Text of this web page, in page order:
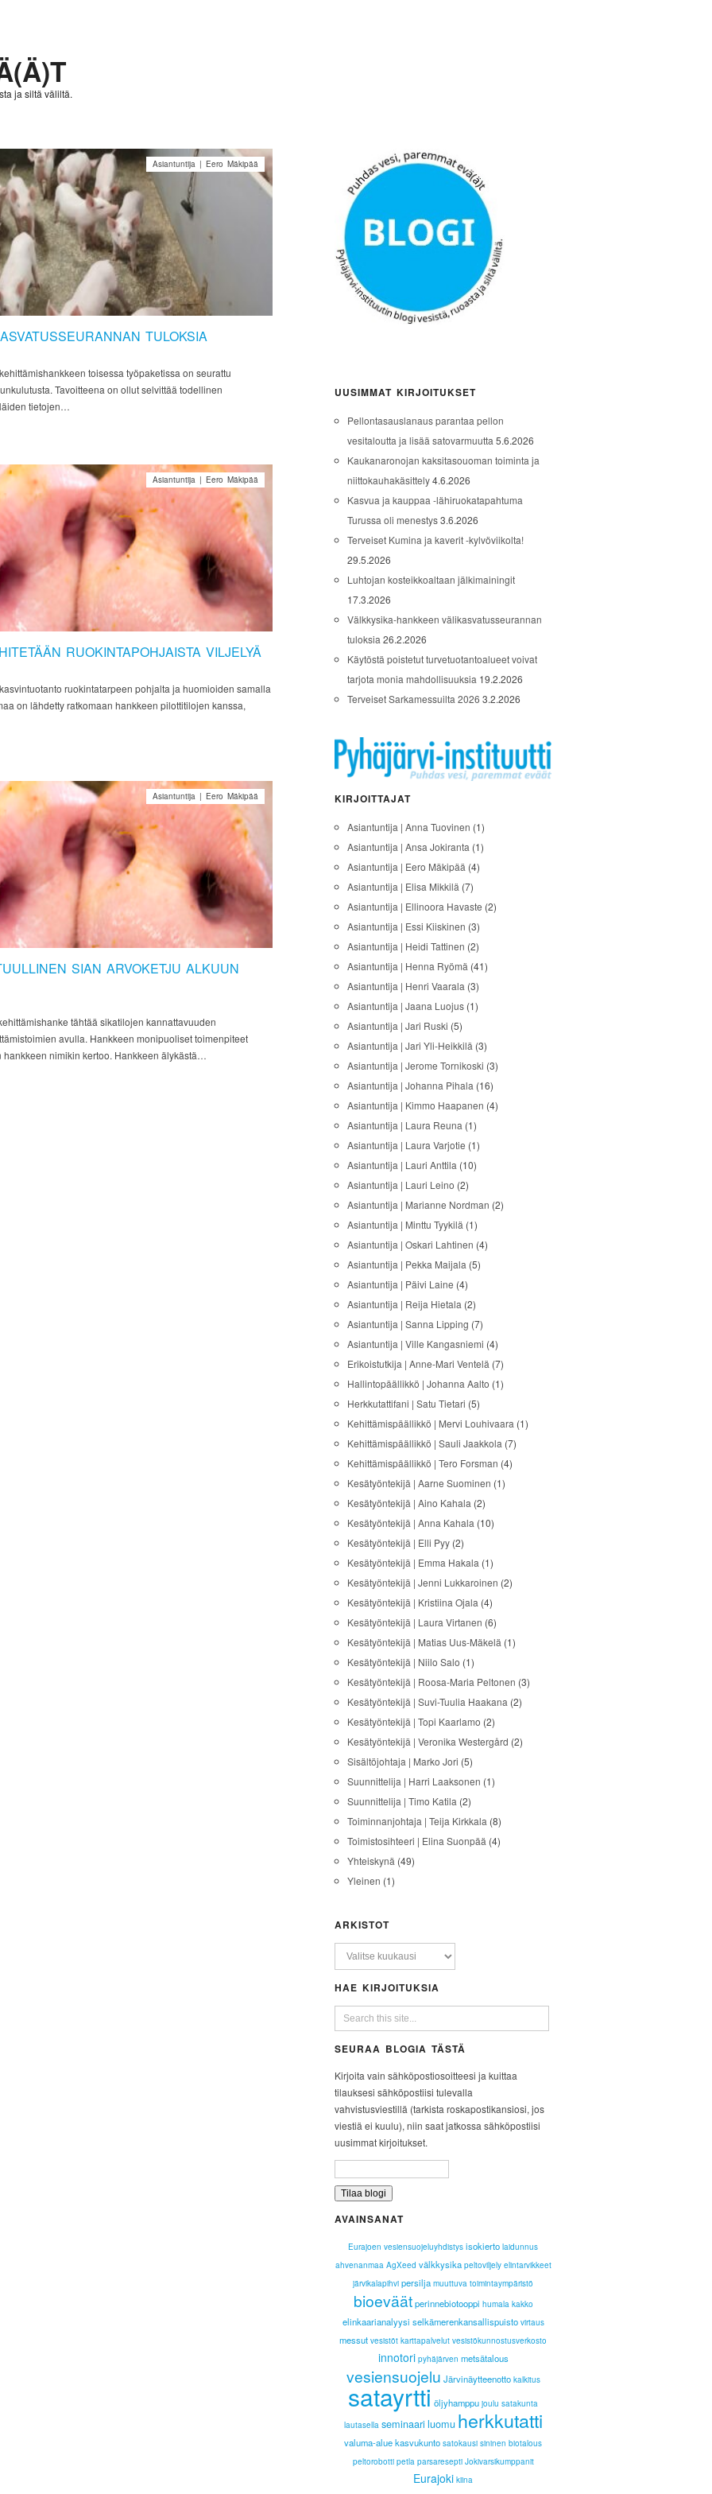
ja siltä väliltä.
TULOKSIA
Asiantuntija | Eero Mäkipää
toisessa työpaketissa on seurattu
Tavoitteena on ollut selvittää todellinen
tietojen…
RUOKINTAPOHJAISTA VILJELYÄ
Asiantuntija | Eero Mäkipää
ruokintatarpeen pohjalta ja huomioiden samalla
on lähdetty ratkomaan hankkeen pilottitilojen kanssa,
SIAN ARVOKETJU ALKUUN
Asiantuntija | Eero Mäkipää
tähtää sikatilojen kannattavuuden
avulla. Hankkeen monipuoliset toimenpiteet
nimikin kertoo. Hankkeen älykästä…
UUSIMMAT KIRJOITUKSET
Pellontasauslanaus parantaa pellon
vesitaloutta ja lisää satovarmuutta 5.6.2026
Kaukanaronojan kaksitasouoman toiminta ja
niittokauhakäsittely 4.6.2026
Kasvua ja kauppaa -lähiruokatapahtuma
Turussa oli menestys 3.6.2026
Terveiset Kumina ja kaverit -kylvöviikolta!
29.5.2026
Luhtojan kosteikkoaltaan jälkimainingit
17.3.2026
Välkkysika-hankkeen välikasvatusseurannan
tuloksia 26.2.2026
Käytöstä poistetut turvetuotantoalueet voivat
tarjota monia mahdollisuuksia 19.2.2026
Terveiset Sarkamessuilta 2026 3.2.2026
KIRJOITTAJAT
Asiantuntija | Anna Tuovinen (1)
Asiantuntija | Ansa Jokiranta (1)
Asiantuntija | Eero Mäkipää (4)
Asiantuntija | Elisa Mikkilä (7)
Asiantuntija | Ellinoora Havaste (2)
Asiantuntija | Essi Kiiskinen (3)
Asiantuntija | Heidi Tattinen (2)
Asiantuntija | Henna Ryömä (41)
Asiantuntija | Henri Vaarala (3)
Asiantuntija | Jaana Luojus (1)
Asiantuntija | Jari Ruski (5)
Asiantuntija | Jari Yli-Heikkilä (3)
Asiantuntija | Jerome Tornikoski (3)
Asiantuntija | Johanna Pihala (16)
Asiantuntija | Kimmo Haapanen (4)
Asiantuntija | Laura Reuna (1)
Asiantuntija | Laura Varjotie (1)
Asiantuntija | Lauri Anttila (10)
Asiantuntija | Lauri Leino (2)
Asiantuntija | Marianne Nordman (2)
Asiantuntija | Minttu Tyykilä (1)
Asiantuntija | Oskari Lahtinen (4)
Asiantuntija | Pekka Maijala (5)
Asiantuntija | Päivi Laine (4)
Asiantuntija | Reija Hietala (2)
Asiantuntija | Sanna Lipping (7)
Asiantuntija | Ville Kangasniemi (4)
Erikoistutkija | Anne-Mari Ventelä (7)
Hallintopäällikkö | Johanna Aalto (1)
Herkkutattifani | Satu Tietari (5)
Kehittämispäällikkö | Mervi Louhivaara (1)
Kehittämispäällikkö | Sauli Jaakkola (7)
Kehittämispäällikkö | Tero Forsman (4)
Kesätyöntekijä | Aarne Suominen (1)
Kesätyöntekijä | Aino Kahala (2)
Kesätyöntekijä | Anna Kahala (10)
Kesätyöntekijä | Elli Pyy (2)
Kesätyöntekijä | Emma Hakala (1)
Kesätyöntekijä | Jenni Lukkaroinen (2)
Kesätyöntekijä | Kristiina Ojala (4)
Kesätyöntekijä | Laura Virtanen (6)
Kesätyöntekijä | Matias Uus-Mäkelä (1)
Kesätyöntekijä | Niilo Salo (1)
Kesätyöntekijä | Roosa-Maria Peltonen (3)
Kesätyöntekijä | Suvi-Tuulia Haakana (2)
Kesätyöntekijä | Topi Kaarlamo (2)
Kesätyöntekijä | Veronika Westergård (2)
Sisältöjohtaja | Marko Jori (5)
Suunnittelija | Harri Laaksonen (1)
Suunnittelija | Timo Katila (2)
Toiminnanjohtaja | Teija Kirkkala (8)
Toimistosihteeri | Elina Suonpää (4)
Yhteiskynä (49)
Yleinen (1)
ARKISTOT
HAE KIRJOITUKSIA
SEURAA BLOGIA TÄSTÄ
Kirjoita vain sähköpostiosoitteesi ja kuittaa
tilauksesi sähköpostiisi tulevalla
vahvistusviestillä (tarkista roskapostikansiosi, jos
viestiä ei kuulu), niin saat jatkossa sähköpostiisi
uusimmat kirjoitukset.
AVAINSANAT
Eurajoen vesiensuojeluyhdistys isokierto laidunnus
ahvenanmaa AgXeed välkkysika peltoviljely elintarvikkeet
järvikalapihvi persilja muuttuva toimintaympäristö
bioeväät perinnebiotooppi humala kakko
elinkaarianalyysi selkämerenkansallispuisto virtaus
messut vesistöt karttapalvelut vesistökunnostusverkosto
innotori pyhäjärven metsätalous
vesiensuojelu Järvinäytteenotto kalkitus
satayrtti öljyhamppu joulu satakunta
lautasella seminaari luomu herkkutatti
valuma-alue kasvukunto satokausi sininen biotalous
peltorobotti petla parsaresepti Jokivarsikumppanit
Eurajoki kiina